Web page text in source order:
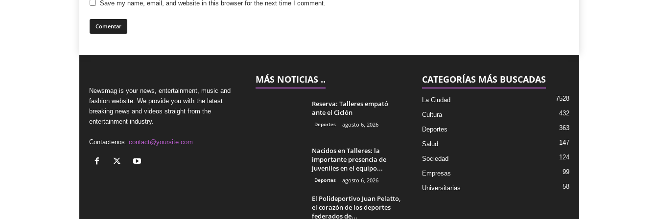
Save my name, email, and website in this browser for the next time I comment.
Newsmag is your news, entertainment, music and
fashion website. We provide you with the latest
breaking news and videos straight from the
entertainment industry.
Contactenos: contact@yoursite.com
MÁS NOTICIAS ..
Reserva: Talleres empató
ante el Ciclón
Deportes agosto 6, 2026
Nacidos en Talleres: la
importante presencia de
juveniles en el equipo...
Deportes agosto 6, 2026
El Polideportivo Juan Pelatto,
el corazón de los deportes
federados de...
CATEGORÍAS MÁS BUSCADAS
La Ciudad 7528
Cultura 432
Deportes 363
Salud 147
Sociedad 124
Empresas 99
Universitarias 58